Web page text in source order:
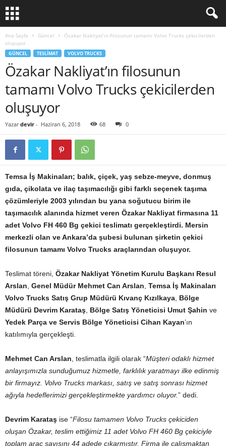
Ana Sayfa Güncel
Özakar Nakliyat’ın filosunun tamamı Volvo Trucks çekicilerden
oluşuyor
GÜNCEL TESLIMAT VOLVO TRUCKS
Özakar Nakliyat’ın filosunun
tamamı Volvo Trucks çekicilerden
oluşuyor
Yazar devir - Haziran 6, 2018 68 0
Temsa İş Makinaları; balık, çiçek, yaş sebze-meyve, donmuş
gıda, çikolata ve ilaç taşımacılığı gibi farklı seçenek taşıma
çözümleriyle 2003 yılından bu yana soğutucu birim ile
taşımacılık alanında hizmet veren Özakar Nakliyat firmasına 11
adet Volvo FH 460 Bg çekici teslimatı gerçekleştirdi. Mersin
merkezli olan ve Ankara’da şubesi bulunan şirketin çekici
filosunun tamamı Volvo Trucks araçlarından oluşuyor.
Teslimat töreni, Özakar Nakliyat Yönetim Kurulu Başkanı Resul
Arslan Genel Müdür Mehmet Can Arslan Temsa İş Makinaları
Volvo Trucks Satış Grup Müdürü Kıvanç Kızılkaya Bölge
Müdürü Devrim Karataş Bölge Satış Yöneticisi Umut Şahin ve
Yedek Parça ve Servis Bölge Yöneticisi Cihan Kayan’ın
katılımıyla gerçekleşti.
Mehmet Can Arslan , teslimatla ilgili olarak “Müşteri odaklı hizmet
anlayışımızla sunduğumuz hizmetle, farklılık yaratmayı ilke edinmiş
bir firmayız. Volvo Trucks markası, satış ve satış sonrası hizmet
ağıyla hedeflerimizi gerçekleştirmekte yardımcı oluyor.” dedi.
Devrim Karataş ise “Filosu tamamen Volvo Trucks çekiciden
oluşan Özakar, teslim ettiğimiz 11 adet Volvo FH 460 Bg çekiciyle
toplam araç sayısını 44 adede çıkarmıştır. Firma ile çalışmaktan